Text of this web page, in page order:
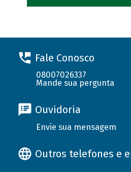
Fale Conosco
08007026337
Mande sua pergunta
Ouvidoria
Envie sua mensagem
Outros telefones e